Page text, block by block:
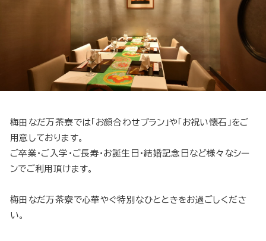
梅田なだ万茶寮では「お顔合わせプラン」や「お祝い懐石」をご
用意しております。
ご卒業・ご入学・ご長寿・お誕生日・結婚記念日など様々なシー
ンでご利用頂けます。
梅田なだ万茶寮で心華やぐ特別なひとときをお過ごしくださ
い。